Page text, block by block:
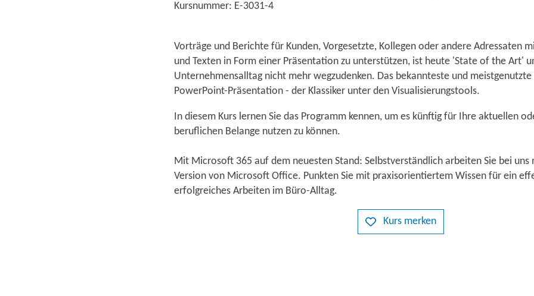
Kursnummer: E-3031-4
Vorträge und Berichte für Kunden, Vorgesetzte, Kollegen oder andere Adressaten
und Texten in Form einer Präsentation zu unterstützen, ist heute 'State of the Art'
Unternehmensalltag nicht mehr wegzudenken. Das bekannteste und
PowerPoint-Präsentation - der Klassiker unter den Visualisierungstools.
In diesem Kurs lernen Sie das Programm kennen, um es künftig für Ihre aktuellen
beruflichen Belange nutzen zu können.
Mit Microsoft 365 auf dem neuesten Stand: Selbstverständlich arbeiten Sie bei
Version von Microsoft Office. Punkten Sie mit praxisorientiertem Wissen für ein
erfolgreiches Arbeiten im Büro-Alltag.
Kurs merken